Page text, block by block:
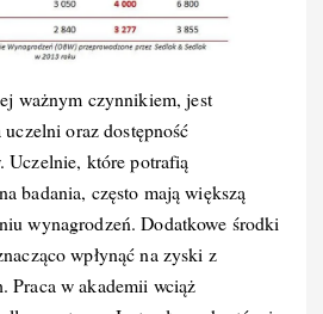
ważnym czynnikiem, jest
oraz dostępność
Uczelnie, które potrafią
badania, często mają większą
wynagrodzeń. Dodatkowe środki
wpłynąć na zyski z
Praca w akademii wciąż